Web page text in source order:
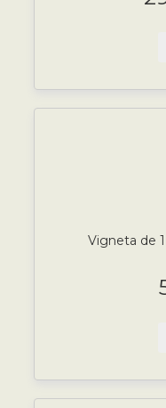
Vigneta de